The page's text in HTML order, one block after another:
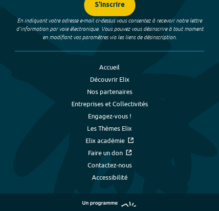
S'inscrire
En indiquant votre adresse e-mail ci-dessus vous consentez à recevoir notre lettre
d’information par voie électronique. Vous pouvez vous désinscrire à tout moment
en modifiant vos paramètres via les liens de désinscription.
Accueil
Découvrir Elix
Nos partenaires
Entreprises et Collectivités
Engagez-vous !
Les Thèmes Elix
Elix académie
Faire un don
Contactez-nous
Accessibilité